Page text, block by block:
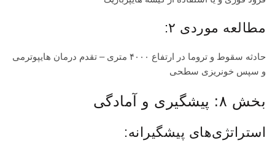
مطالعه موردی ۲:
حادثه سقوط و تروما در ارتفاع ۴۰۰۰ متری – تقدم درمان هایپوترمی
و سپس خونریزی سطحی
بخش ۸: پیشگیری و آمادگی
استراتژی‌های پیشگیرانه: